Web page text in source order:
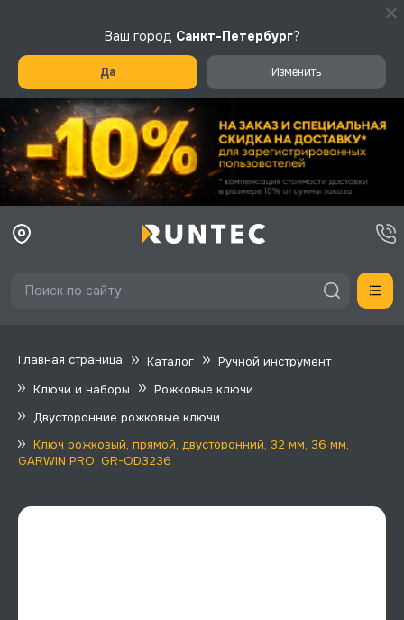
Ваш город Санкт-Петербург?
Да Изменить
Главная страница Каталог
Ручной инструмент
Ключи и наборы
Рожковые ключи
Двусторонние рожковые ключи
Ключ рожковый, прямой, двусторонний, 32 мм, 36 мм,
GARWIN PRO, GR-OD3236